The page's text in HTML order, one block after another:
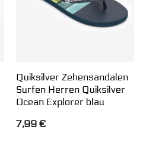
Quiksilver Zehensandalen
Surfen Herren Quiksilver
Ocean Explorer blau
7,99 €